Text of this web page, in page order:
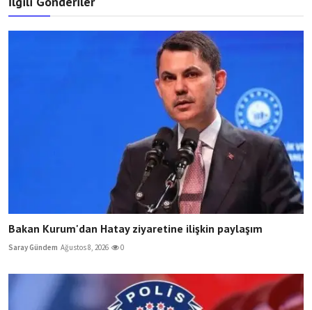
Bakan Kurum'dan Hatay ziyaretine ilişkin paylaşım
Saray Gündem Ağustos 8, 2026 0